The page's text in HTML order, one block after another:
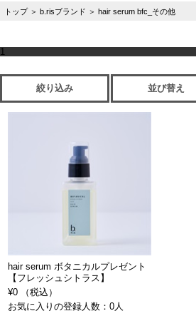
トップ ＞ b.risブランド ＞ hair serum bfc_その他
1
絞り込み 並び替え
hair serum ボタニカルプレゼント
【フレッシュシトラス】
¥0 （税込）
お気に入りの登録人数：0人